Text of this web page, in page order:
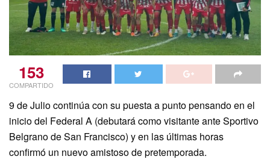
153
COMPARTIDO
9 de Julio continúa con su puesta a punto pensando en el
inicio del Federal A (debutará como visitante ante Sportivo
Belgrano de San Francisco) y en las últimas horas
confirmó un nuevo amistoso de pretemporada.